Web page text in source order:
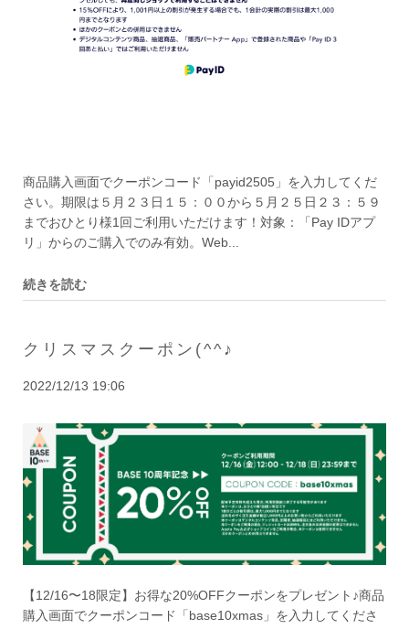
商品購入画面でクーポンコード「payid2505」を入力してくだ
さい。期限は５月２３日１５：００から５月２５日２３：５９
までおひとり様1回ご利用いただけます！対象：「Pay IDアプ
リ」からのご購入でのみ有効。Web...
続きを読む
クリスマスクーポン(^^♪
2022/12/13 19:06
【12/16〜18限定】お得な20%OFFクーポンをプレゼント♪商品
購入画面でクーポンコード「base10xmas」を入力してくださ